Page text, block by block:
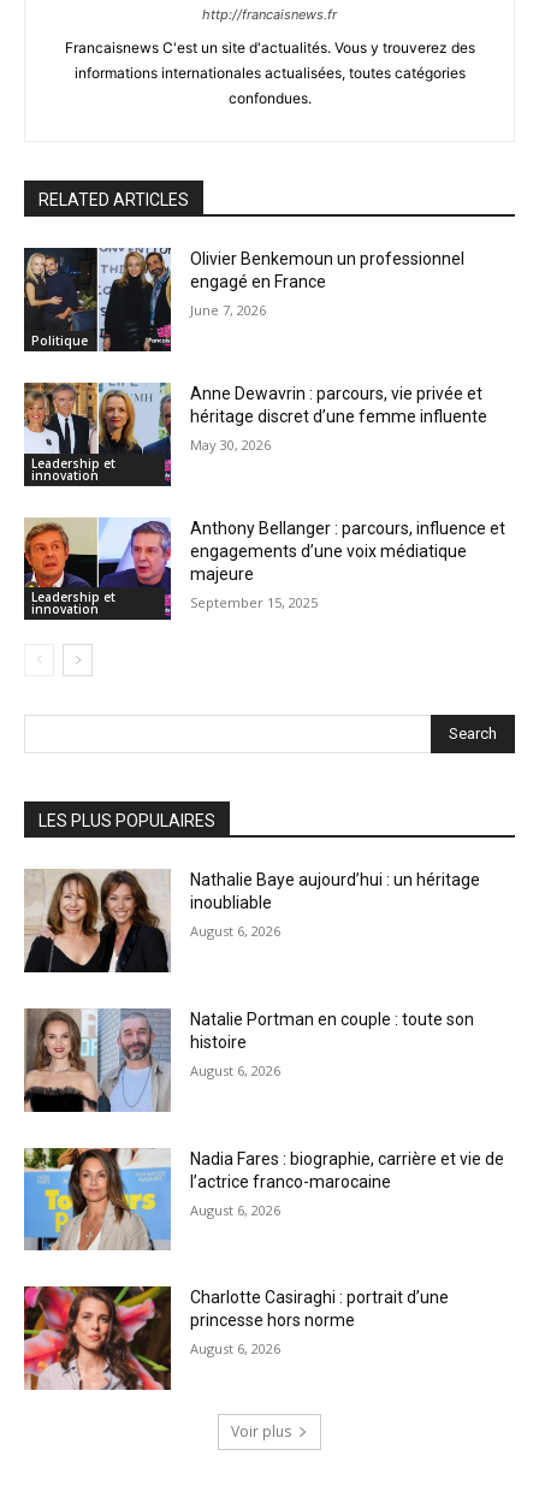
http://francaisnews.fr
Francaisnews C'est un site d'actualités. Vous y trouverez des
informations internationales actualisées, toutes catégories
confondues.
RELATED ARTICLES
Politique
Olivier Benkemoun un professionnel
engagé en France
June 7, 2026
Leadership et
innovation
Anne Dewavrin : parcours, vie privée et
héritage discret d’une femme influente
May 30, 2026
Leadership et
innovation
Anthony Bellanger : parcours, influence et
engagements d’une voix médiatique
majeure
September 15, 2025
Search
LES PLUS POPULAIRES
Nathalie Baye aujourd’hui : un héritage
inoubliable
August 6, 2026
Natalie Portman en couple : toute son
histoire
August 6, 2026
Nadia Fares : biographie, carrière et vie de
l’actrice franco-marocaine
August 6, 2026
Charlotte Casiraghi : portrait d’une
princesse hors norme
August 6, 2026
Voir plus